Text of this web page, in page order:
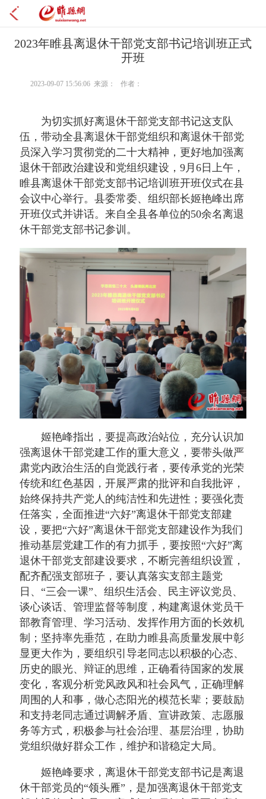
2023年睢县离退休干部党支部书记培训班正式
开班
2023-09-07 15:56:06 来源： 作者：
为切实抓好离退休干部党支部书记这支队
伍，带动全县离退休干部党组织和离退休干部党
员深入学习贯彻党的二十大精神，更好地加强离
退休干部政治建设和党组织建设，9月6日上午，
睢县离退休干部党支部书记培训班开班仪式在县
会议中心举行。县委常委、组织部长姬艳峰出席
开班仪式并讲话。来自全县各单位的50余名离退
休干部党支部书记参训。
姬艳峰指出，要提高政治站位，充分认识加
强离退休干部党建工作的重大意义，要带头做严
肃党内政治生活的自觉践行者，要传承党的光荣
传统和红色基因，开展严肃的批评和自我批评，
始终保持共产党人的纯洁性和先进性；要强化责
任落实，全面推进“六好”离退休干部党支部建
设，要把“六好”离退休干部党支部建设作为我们
推动基层党建工作的有力抓手，要按照“六好”离
退休干部党支部建设要求，不断完善组织设置，
配齐配强支部班子，要认真落实支部主题党
日、“三会一课”、组织生活会、民主评议党员、
谈心谈话、管理监督等制度，构建离退休党员干
部教育管理、学习活动、发挥作用方面的长效机
制；坚持率先垂范，在助力睢县高质量发展中彰
显更大作为，要组织引导老同志以积极的心态、
历史的眼光、辩证的思维，正确看待国家的发展
变化，客观分析党风政风和社会风气，正确理解
周围的人和事，做心态阳光的模范长辈；要鼓励
和支持老同志通过调解矛盾、宣讲政策、志愿服
务等方式，积极参与社会治理、基层治理，协助
党组织做好群众工作，维护和谐稳定大局。
姬艳峰要求，离退休干部党支部书记是离退
休干部党员的“领头雁”，是加强离退休干部党支